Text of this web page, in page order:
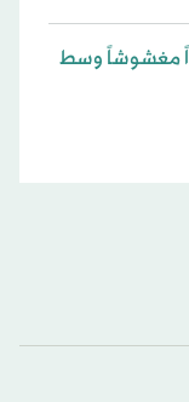
مغشوشاً وسط